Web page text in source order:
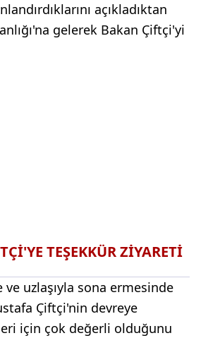
açıkladıktan
gelerek Bakan Çiftçi'yi
TEŞEKKÜR ZİYARETİ
uzlaşıyla sona ermesinde
Çiftçi'nin devreye
için çok değerli olduğunu